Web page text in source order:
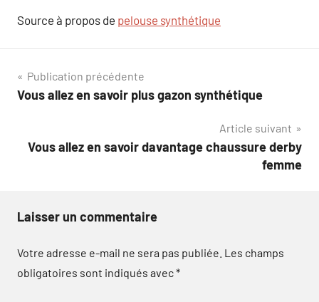
Source à propos de pelouse synthétique
Navigation
de
Publication précédente
Vous allez en savoir plus gazon synthétique
Article suivant
Vous allez en savoir davantage chaussure derby
femme
Laisser un commentaire
Votre adresse e-mail ne sera pas publiée. Les champs
obligatoires sont indiqués avec*